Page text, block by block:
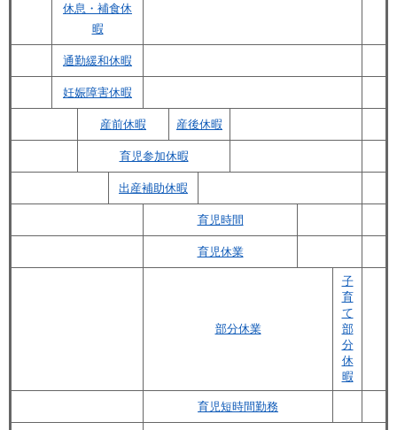
休息・補食休
暇
通勤緩和休暇
妊娠障害休暇
産前休暇 産後休暇
育児参加休暇
出産補助休暇
育児時間
育児休業
部分休業
子
育
て
部
分
休
暇
育児短時間勤務